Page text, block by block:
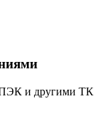
и другими ТК